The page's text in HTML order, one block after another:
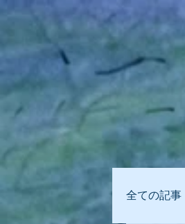
全ての記事